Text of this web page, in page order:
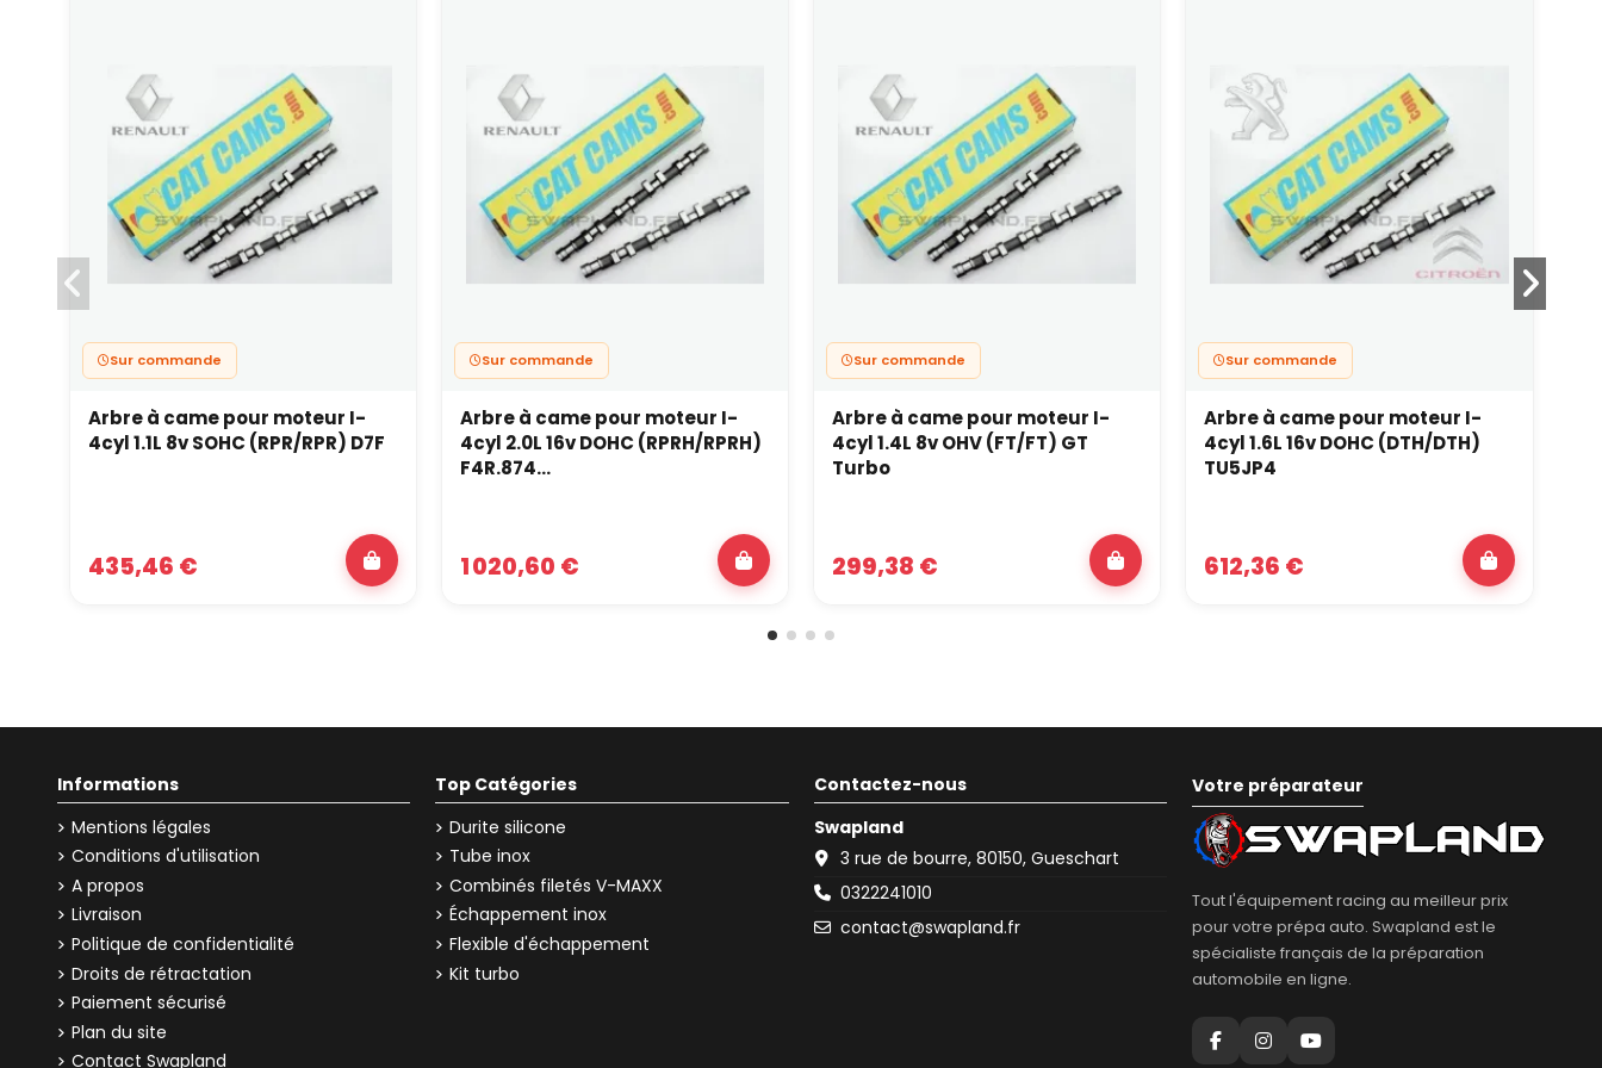
Sur commande
Arbre à came pour moteur I-
4cyl 1.1L 8v SOHC (RPR/RPR) D7F
435,46 €
Sur commande
Arbre à came pour moteur I-
4cyl 2.0L 16v DOHC (RPRH/RPRH)
F4R.874...
1 020,60 €
Sur commande
Arbre à came pour moteur I-
4cyl 1.4L 8v OHV (FT/FT) GT
Turbo
299,38 €
Sur commande
Arbre à came pour moteur I-
4cyl 1.6L 16v DOHC (DTH/DTH)
TU5JP4
612,36 €
Informations
Mentions légales
Conditions d'utilisation
A propos
Livraison
Politique de confidentialité
Droits de rétractation
Paiement sécurisé
Plan du site
Contact Swapland
Top Catégories
Durite silicone
Tube inox
Combinés filetés V-MAXX
Échappement inox
Flexible d'échappement
Kit turbo
Contactez-nous
Swapland
3 rue de bourre, 80150, Gueschart
0322241010
contact@swapland.fr
Votre préparateur
Tout l'équipement racing au meilleur prix
pour votre prépa auto. Swapland est le
spécialiste français de la préparation
automobile en ligne.